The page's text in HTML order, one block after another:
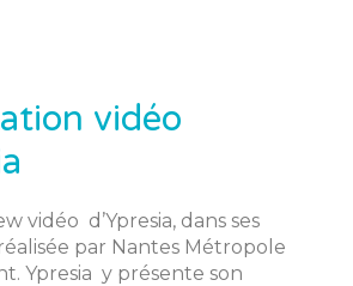
vidéo
vidéo d’Ypresia, dans ses
par Nantes Métropole
Ypresia y présente son